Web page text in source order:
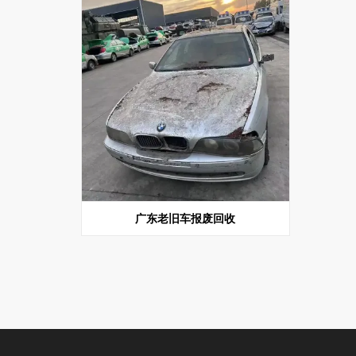
广东老旧车报废回收